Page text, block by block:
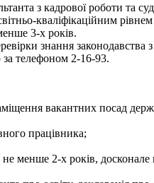
з кадрової роботи та
кваліфікаційним рівнем
3-х років.
знання
телефоном 2-16-93.
вакантних посад
працівника;
менше 2-х років,